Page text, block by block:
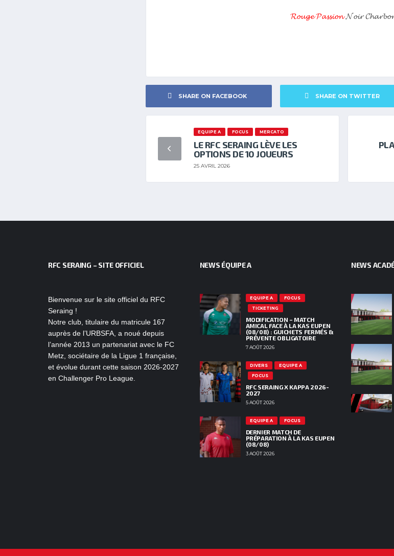
𝓡𝓸𝓾𝓰𝓮 𝓟𝓪𝓼𝓼𝓲𝓸𝓷𝓝𝓸𝓲𝓻
SHARE ON FACEBOOK SHARE ON TWITTER
EQUIPE A FOCUS MERCATO
LE RFC SERAING LÈVE LES
OPTIONS DE 10 JOUEURS
25 AVRIL 2026
RFC SERAING – SITE OFFICIEL
Bienvenue sur le site officiel du RFC
Seraing !
Notre club, titulaire du matricule 167
auprès de l’URBSFA, a noué depuis
l’année 2013 un partenariat avec le FC
Metz, sociétaire de la Ligue 1 française,
et évolue durant cette saison 2026-2027
en Challenger Pro League.
NEWS ÉQUIPE A
EQUIPE A
FOCUS
TICKETING
MODIFICATION – MATCH
AMICAL FACE À LA KAS EUPEN
(08/08) : GUICHETS FERMÉS &
PRÉVENTE OBLIGATOIRE
7 AOÛT 2026
DIVERS
EQUIPE A
FOCUS
RFC SERAING X KAPPA 2026-
2027
5 AOÛT 2026
EQUIPE A FOCUS
DERNIER MATCH DE
PRÉPARATION À LA KAS EUPEN
(08/08)
3 AOÛT 2026
NEWS